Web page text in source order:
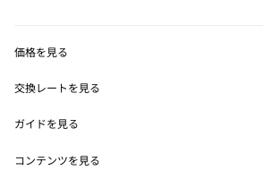
MetaMask Connect
Snaps
Web3サービス
セキュリティ
サポート
価格を見る
イーサリアムの価格
Solanaの価格
交換レートを見る
ETH→USD
USDT→INR
ガイドを見る
ETHの購入
コンテンツを見る